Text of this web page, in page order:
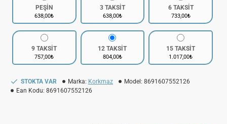
PEŞİN
638,00₺
3 TAKSİT
638,00₺
6 TAKSİT
733,00₺
9 TAKSİT
757,00₺
12 TAKSİT
804,00₺
15 TAKSİT
1.017,00₺
STOKTA VAR Marka: Korkmaz Model: 8691607552126
Ean Kodu: 8691607552126